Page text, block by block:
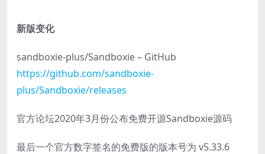
新版变化
sandboxie-plus/Sandboxie – GitHub
https://github.com/sandboxie-
plus/Sandboxie/releases
官方论坛2020年3月份公布免费开源Sandboxie源码
最后一个官方数字签名的免费版的版本号为 v5.33.6